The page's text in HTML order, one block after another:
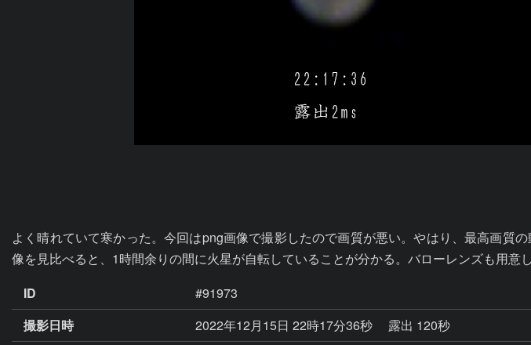
よく晴れていて寒かった。今回はpng画像で撮影したので画質が悪い。やはり、最高画
像を見比べると、1時間余りの間に火星が自転していることが分かる。バローレンズも用意
ID
#91973
撮影日時
2022年12月15日 22時17分36秒
露出 120秒